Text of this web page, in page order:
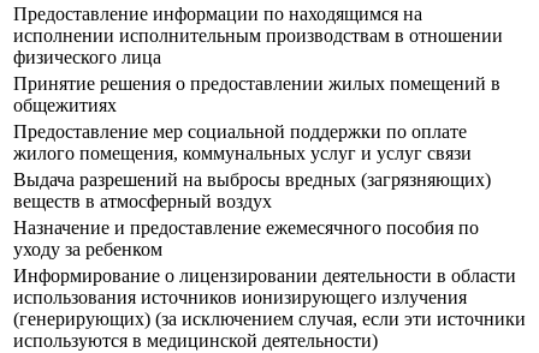
Предоставление информации по находящимся на
исполнении исполнительным производствам в отношении
физического лица
Принятие решения о предоставлении жилых помещений в
общежитиях
Предоставление мер социальной поддержки по оплате
жилого помещения, коммунальных услуг и услуг связи
Выдача разрешений на выбросы вредных (загрязняющих)
веществ в атмосферный воздух
Назначение и предоставление ежемесячного пособия по
уходу за ребенком
Информирование о лицензировании деятельности в области
использования источников ионизирующего излучения
(генерирующих) (за исключением случая, если эти источники
используются в медицинской деятельности)